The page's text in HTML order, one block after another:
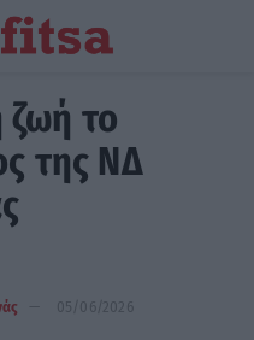
το
της ΝΔ
05/06/2026